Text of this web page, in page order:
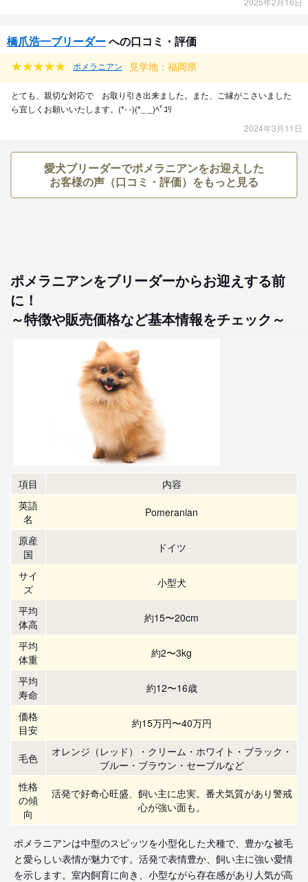
橋爪浩一ブリーダーへの口コミ・評価
ポメラニアン 見学地：福岡県
とても、親切な対応で お取り引き出来ました。また、ご縁がこさいました
ら宜しくお願いいたします。(*- -)(*_ _)ﾍﾟｺﾘ
2024年3月11日
愛犬ブリーダーでポメラニアンをお迎えした
お客様の声（口コミ・評価）をもっと見る
ポメラニアンをブリーダーからお迎えする前
に！
～特徴や販売価格など基本情報をチェック～
項目
内容
英語
名
Pomeranian
原産
国
ドイツ
サイ
ズ
小型犬
平均
体高
約15〜20cm
平均
体重
約2〜3kg
平均
寿命
約12〜16歳
価格
目安
約15万円〜40万円
毛色
オレンジ（レッド）・クリーム・ホワイト・ブラック・
ブルー・ブラウン・セーブルなど
性格
の傾
向
活発で好奇心旺盛、飼い主に忠実。番犬気質があり警戒
心が強い面も。
ポメラニアンは中型のスピッツを小型化した犬種で、豊かな被毛
と愛らしい表情が魅力です。活発で表情豊か、飼い主に強い愛情
を示します。室内飼育に向き、小型ながら存在感があり人気が高